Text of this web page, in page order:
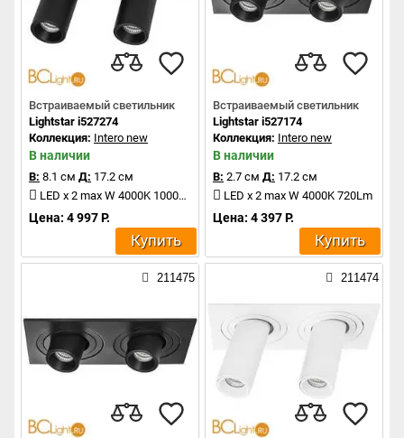
Встраиваемый светильник
Lightstar i527274
Коллекция: Intero new
В наличии
В: 8.1 см Д: 17.2 см
LED x 2 max W 4000K 1000Lm
Цена: 4 997 Р.
Купить
Встраиваемый светильник
Lightstar i527174
Коллекция: Intero new
В наличии
В: 2.7 см Д: 17.2 см
LED x 2 max W 4000K 720Lm
Цена: 4 397 Р.
Купить
211475 211474